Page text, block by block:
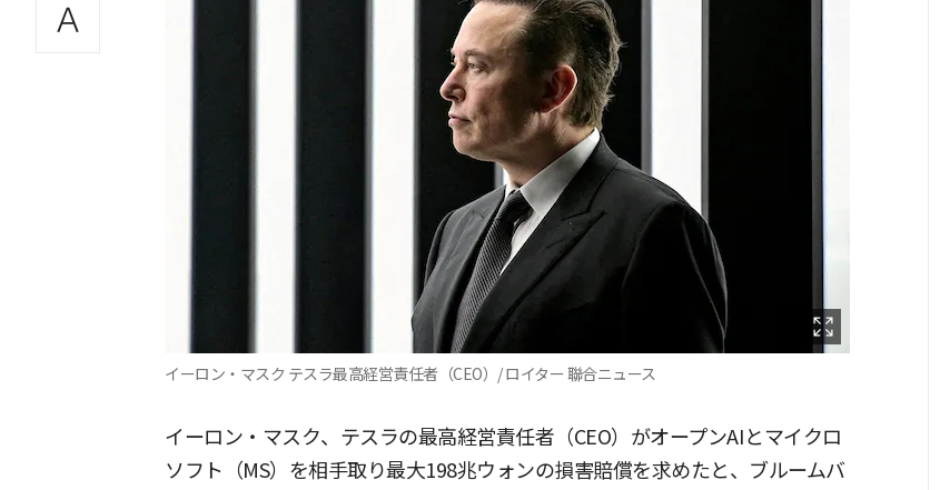
イーロン・マスク テスラ最高経営責任者（CEO）/ ロイター 聯合ニュース
イーロン・マスク、テスラの最高経営責任者（CEO）がオープンAIとマイクロ
ソフト（MS）を相手取り最大198兆ウォンの損害賠償を求めたと、ブルームバ